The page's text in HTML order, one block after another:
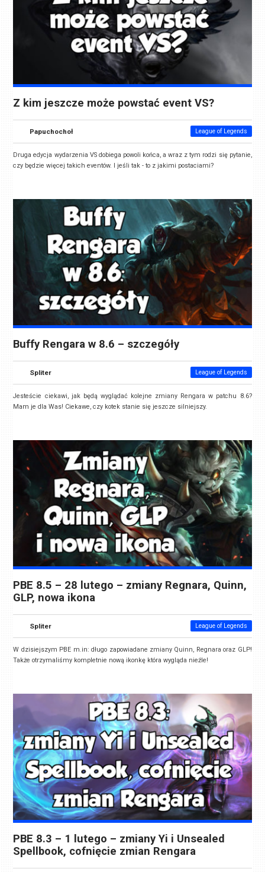
Z kim jeszcze może powstać event VS?
Papuchochoł League of Legends
Druga edycja wydarzenia VS dobiega powoli końca, a wraz z tym rodzi się pytanie,
czy będzie więcej takich eventów. I jeśli tak - to z jakimi postaciami?
Buffy Rengara w 8.6 – szczegóły
Spliter League of Legends
Jesteście ciekawi, jak będą wyglądać kolejne zmiany Rengara w patchu 8.6?
Mam je dla Was! Ciekawe, czy kotek stanie się jeszcze silniejszy.
PBE 8.5 – 28 lutego – zmiany Regnara, Quinn,
GLP, nowa ikona
Spliter League of Legends
W dzisiejszym PBE m.in: długo zapowiadane zmiany Quinn, Regnara oraz GLP!
Także otrzymaliśmy kompletnie nową ikonkę która wygląda nieźle!
PBE 8.3 – 1 lutego – zmiany Yi i Unsealed
Spellbook, cofnięcie zmian Rengara